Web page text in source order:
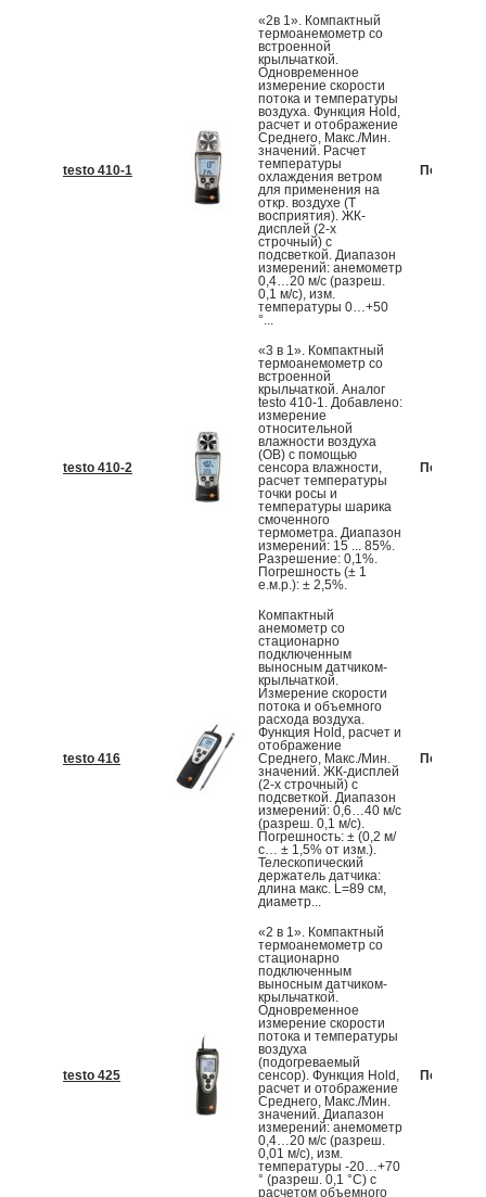
testo 410-1
«2в 1». Компактный
термоанемометр со
встроенной
крыльчаткой.
Одновременное
измерение скорости
потока и температуры
воздуха. Функция Hold,
расчет и отображение
Среднего, Макс./Мин.
значений. Расчет
температуры
охлаждения ветром
для применения на
откр. воздухе (T
восприятия). ЖК-
дисплей (2-х
строчный) с
подсветкой. Диапазон
измерений: анемометр
0,4…20 м/с (разреш.
0,1 м/с), изм.
температуры 0…+50
°...
По
testo 410-2
«3 в 1». Компактный
термоанемометр со
встроенной
крыльчаткой. Аналог
testo 410-1. Добавлено:
измерение
относительной
влажности воздуха
(ОВ) с помощью
сенсора влажности,
расчет температуры
точки росы и
температуры шарика
смоченного
термометра. Диапазон
измерений: 15 ... 85%.
Разрешение: 0,1%.
Погрешность (± 1
е.м.р.): ± 2,5%.
По
testo 416
Компактный
анемометр со
стационарно
подключенным
выносным датчиком-
крыльчаткой.
Измерение скорости
потока и объемного
расхода воздуха.
Функция Hold, расчет и
отображение
Среднего, Макс./Мин.
значений. ЖК-дисплей
(2-х строчный) с
подсветкой. Диапазон
измерений: 0,6…40 м/с
(разреш. 0,1 м/с).
Погрешность: ± (0,2 м/
с… ± 1,5% от изм.).
Телескопический
держатель датчика:
длина макс. L=89 см,
диаметр...
По
testo 425
«2 в 1». Компактный
термоанемометр со
стационарно
подключенным
выносным датчиком-
крыльчаткой.
Одновременное
измерение скорости
потока и температуры
воздуха
(подогреваемый
сенсор). Функция Hold,
расчет и отображение
Среднего, Макс./Мин.
значений. Диапазон
измерений: анемометр
0,4…20 м/с (разреш.
0,01 м/с), изм.
температуры -20…+70
° (разреш. 0,1 °С) с
расчетом объемного
По